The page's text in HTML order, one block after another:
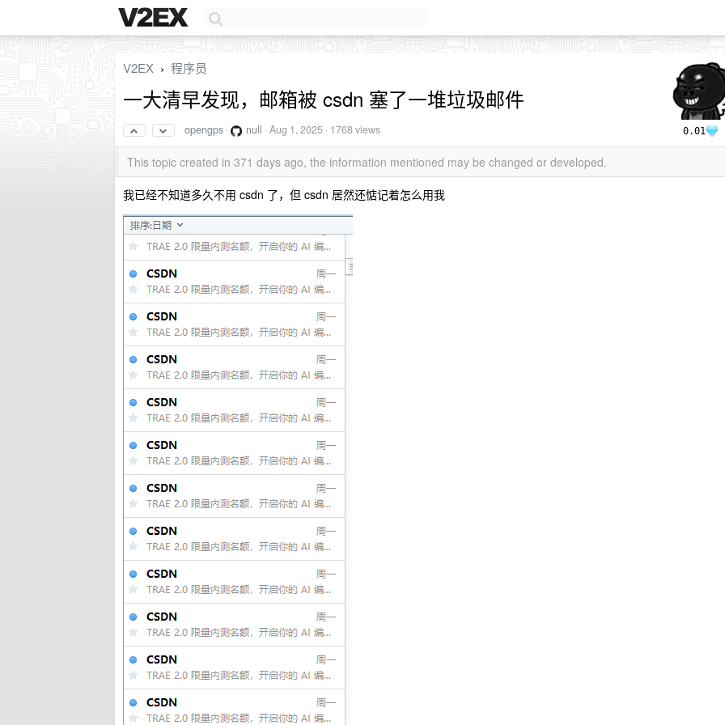
0.01
V2EX › 程序员
一大清早发现，邮箱被 csdn 塞了一堆垃圾邮件
opengps · null ·Aug 1, 2025 · 1768 views
This topic created in 371 days ago, the information mentioned may be changed or developed.
我已经不知道多久不用 csdn 了，但 csdn 居然还惦记着怎么用我